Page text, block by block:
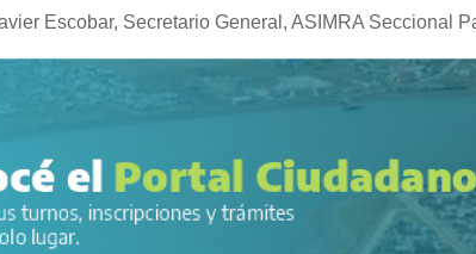
Escobar, Secretario General, ASIMRA Seccional